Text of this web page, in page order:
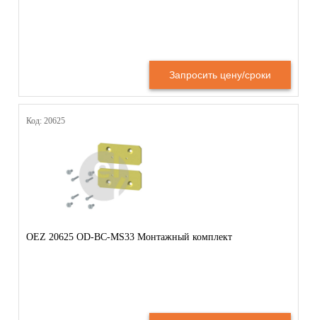
Запросить цену/сроки
Код: 20625
OEZ 20625 OD-BC-MS33 Монтажный комплект